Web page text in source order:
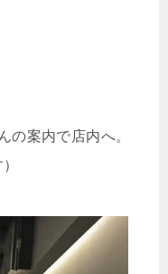
の案内で店内へ。